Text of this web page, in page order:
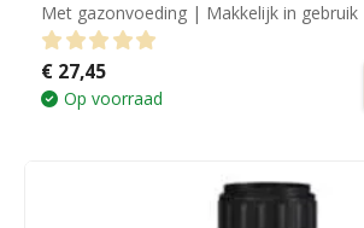
Met gazonvoeding | Makkelijk in
0 out of 5
€ 27,45
Op voorraad